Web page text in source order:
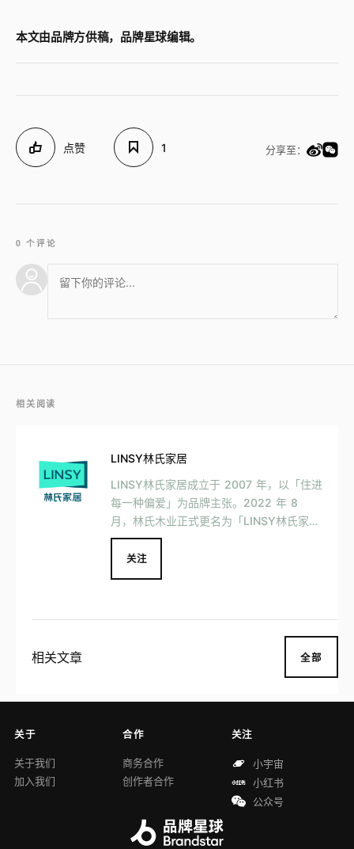
本文由品牌方供稿，品牌星球编辑。
点赞 1 分享至：
0 个评论
相关阅读
LINSY林氏家居
LINSY林氏家居成立于 2007 年，以「住进
每一种偏爱」为品牌主张。2022 年 8
月，林氏木业正式更名为「LINSY林氏家
居」，以此满足全球消费者对家居生活多
元、时尚的需求，同时宣布王一博为品牌全
球代言人。
关注
相关文章 全部
关于
关于我们
加入我们
合作
商务合作
创作者合作
关注
小宇宙
小红书
公众号